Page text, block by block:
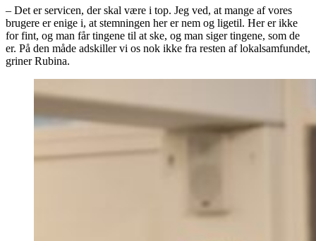
– Det er servicen, der skal være i top. Jeg ved, at mange af vores
brugere er enige i, at stemningen her er nem og ligetil. Her er ikke
for fint, og man får tingene til at ske, og man siger tingene, som de
er. På den måde adskiller vi os nok ikke fra resten af lokalsamfundet,
griner Rubina.